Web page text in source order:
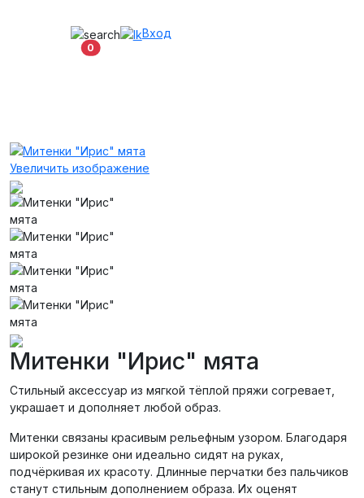
0 В корзину
Вход
Увеличить изображение
Митенки "Ирис" мята
Стильный аксессуар из мягкой тёплой пряжи согревает,
украшает и дополняет любой образ.
Митенки связаны красивым рельефным узором. Благодаря
широкой резинке они идеально сидят на руках,
подчёркивая их красоту. Длинные перчатки без пальчиков
станут стильным дополнением образа. Их оценят